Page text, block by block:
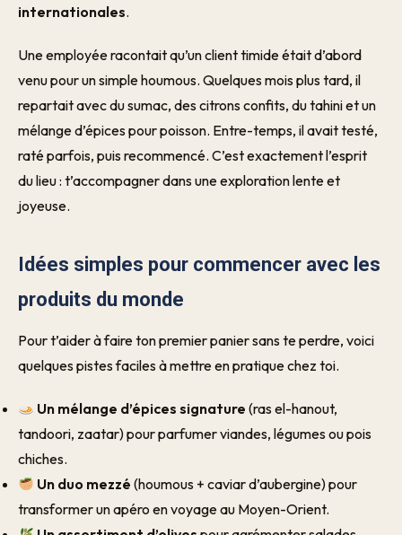
internationales.
Une employée racontait qu’un client timide était d’abord
venu pour un simple houmous. Quelques mois plus tard, il
repartait avec du sumac, des citrons confits, du tahini et un
mélange d’épices pour poisson. Entre-temps, il avait testé,
raté parfois, puis recommencé. C’est exactement l’esprit
du lieu : t’accompagner dans une exploration lente et
joyeuse.
Idées simples pour commencer avec les
produits du monde
Pour t’aider à faire ton premier panier sans te perdre, voici
quelques pistes faciles à mettre en pratique chez toi.
Un mélange d’épices signature (ras el-hanout,
tandoori, zaatar) pour parfumer viandes, légumes ou pois
chiches.
Un duo mezzé (houmous + caviar d’aubergine) pour
transformer un apéro en voyage au Moyen-Orient.